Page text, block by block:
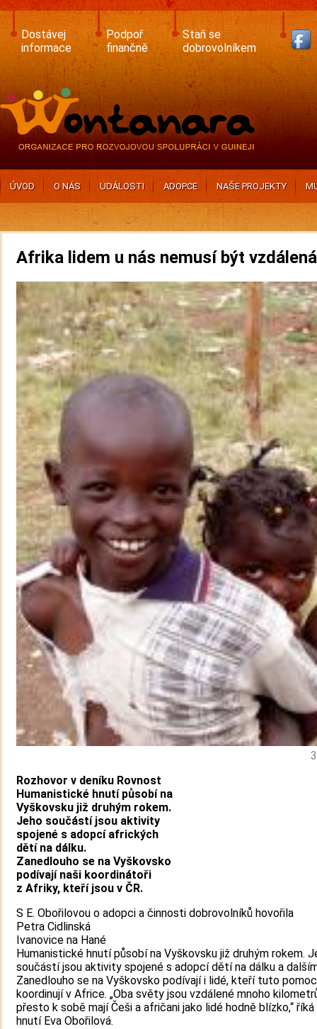
Skip
main
content
Dostávej
informace
Podpoř
finančně
Staň se
dobrovolníkem
ÚVOD O NÁS UDÁLOSTI ADOPCE NAŠE PROJEKTY
Afrika lidem u nás nemusí být vzdálená
Rozhovor v deníku Rovnost
Humanistické hnutí působí na
Vyškovsku již druhým rokem.
Jeho součástí jsou aktivity
spojené s adopcí afrických
dětí na dálku.
Zanedlouho se na Vyškovsko
podívají naši koordinátoři
z Afriky, kteří jsou v ČR.
S E. Obořilovou o adopci a činnosti dobrovolníků hovořila
Petra Cidlinská
Ivanovice na Hané
Humanistické hnutí působí na Vyškovsku již druhým rokem.
součástí jsou aktivity spojené s adopcí dětí na dálku a
Zanedlouho se na Vyškovsko podívají i lidé, kteří tuto pomoc
koordinují v Africe. „Oba světy jsou vzdálené mnoho
přesto k sobě mají Češi a afričani jako lidé hodně blízko,“
hnutí Eva Obořilová.